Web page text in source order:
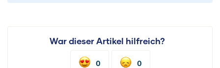
War dieser Artikel hilfreich?
0 0